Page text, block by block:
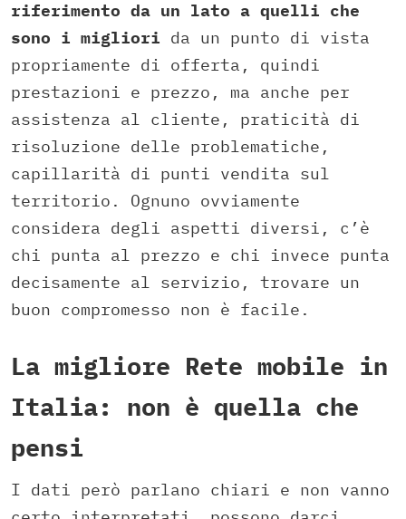
riferimento da un lato a quelli che
sono i migliori da un punto di vista
propriamente di offerta, quindi
prestazioni e prezzo, ma anche per
assistenza al cliente, praticità di
risoluzione delle problematiche,
capillarità di punti vendita sul
territorio. Ognuno ovviamente
considera degli aspetti diversi, c’è
chi punta al prezzo e chi invece punta
decisamente al servizio, trovare un
buon compromesso non è facile.
La migliore Rete mobile in
Italia: non è quella che
pensi
I dati però parlano chiari e non vanno